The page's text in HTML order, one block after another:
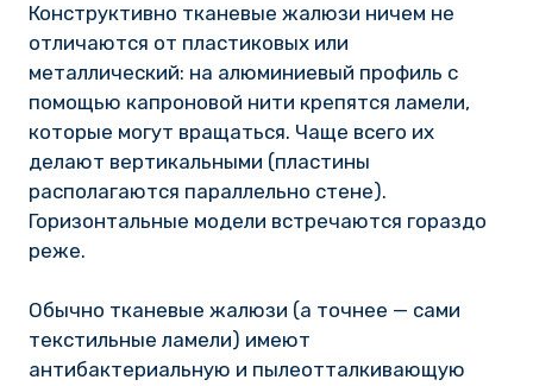
Конструктивно тканевые жалюзи ничем не
отличаются от пластиковых или
металлический: на алюминиевый профиль с
помощью капроновой нити крепятся ламели,
которые могут вращаться. Чаще всего их
делают вертикальными (пластины
располагаются параллельно стене).
Горизонтальные модели встречаются гораздо
реже.
Обычно тканевые жалюзи (а точнее — сами
текстильные ламели) имеют
антибактериальную и пылеотталкивающую